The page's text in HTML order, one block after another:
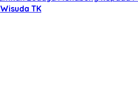
Wisuda TK